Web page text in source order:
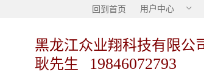
回到首页 用户中心
黑龙江众业翔科技有限公
耿先生
19846072793